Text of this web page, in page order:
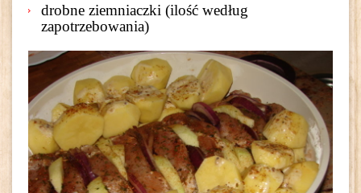
drobne ziemniaczki (ilość według
zapotrzebowania)